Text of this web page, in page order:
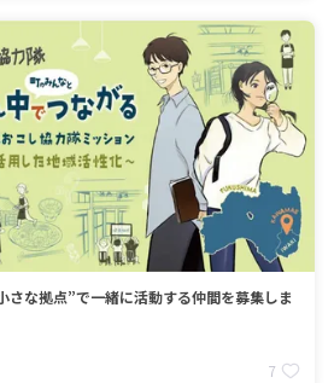
さな拠点”で一緒に活動する仲間を募集しま
7